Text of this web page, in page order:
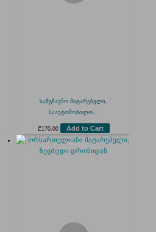
სამგზავნო მატარებელი,
საავტომობილო...
₾ 170.00 Add to Cart